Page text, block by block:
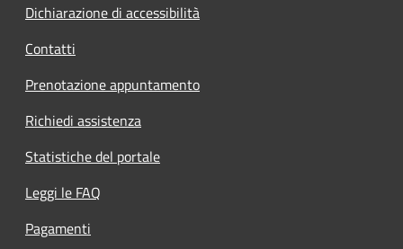
Dichiarazione di accessibilità
Contatti
Prenotazione appuntamento
Richiedi assistenza
Statistiche del portale
Leggi le FAQ
Pagamenti